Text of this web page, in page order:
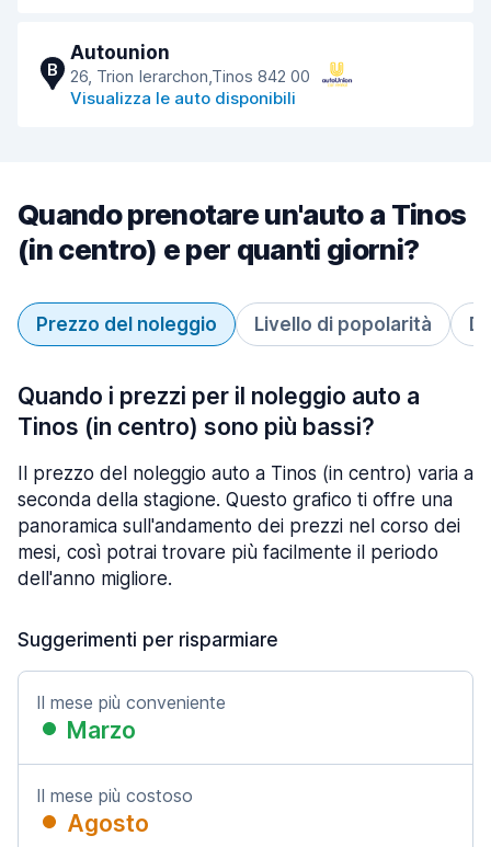
B
Autounion
26, Trion Ierarchon,Tinos 842 00
Visualizza le auto disponibili
Quando prenotare un'auto a Tinos
(in centro) e per quanti giorni?
Prezzo del noleggio Livello di popolarità
Quando i prezzi per il noleggio auto a
Tinos (in centro) sono più bassi?
Il prezzo del noleggio auto a Tinos (in centro) varia a
seconda della stagione. Questo grafico ti offre una
panoramica sull'andamento dei prezzi nel corso dei
mesi, così potrai trovare più facilmente il periodo
dell'anno migliore.
Suggerimenti per risparmiare
Il mese più conveniente
Marzo
Il mese più costoso
Agosto